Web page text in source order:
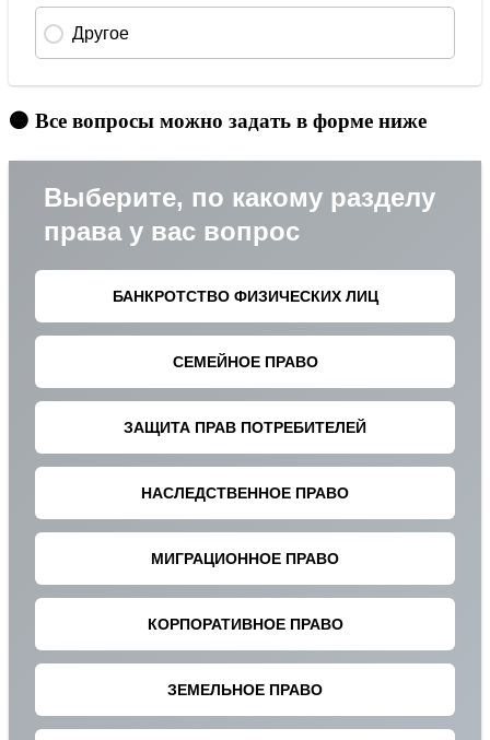
🟠 Все вопросы можно задать в форме ниже